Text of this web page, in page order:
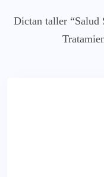
Dictan taller “Salud